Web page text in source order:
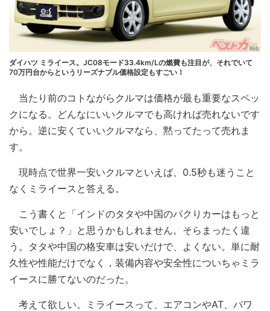
ダイハツ ミライース。JC08モード33.4km/Lの燃費も注目が、それでいて
70万円台からというリーズナブル価格設定もすごい！
当たり前のコトながらクルマは価格が最も重要なスペッ
クになる。どんなにいいクルマでも高ければ売れないです
から。逆に安くていいクルマなら、黙ってたって売れま
す。
現時点で世界一安いクルマといえば、0.5秒も迷うこと
なくミライースと答える。
こう書くと「インドのタタや中国のパクりカーはもっと
安いでしょ？」と思うかもしれません。そらまったく違
う。タタや中国の格安車は安いだけで、よくない。単に耐
久性や性能だけでなく，装備内容や安全性についちゃミラ
イースに勝てないのだった。
考えて欲しい。ミライースって、エアコンやAT、パワ